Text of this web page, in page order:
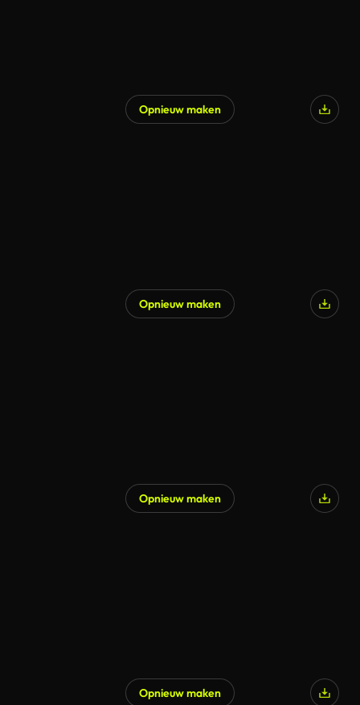
Opnieuw maken
Opnieuw maken
Opnieuw maken
Opnieuw maken